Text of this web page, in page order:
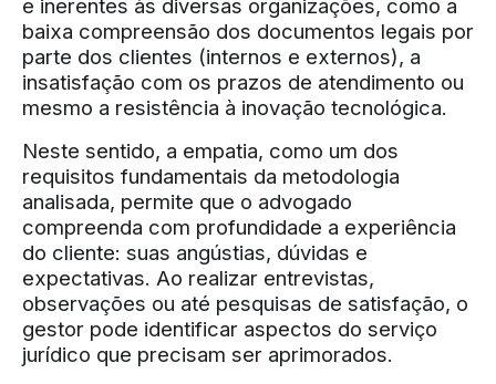
e inerentes às diversas organizações, como a
baixa compreensão dos documentos legais por
parte dos clientes (internos e externos), a
insatisfação com os prazos de atendimento ou
mesmo a resistência à inovação tecnológica.
Neste sentido, a empatia, como um dos
requisitos fundamentais da metodologia
analisada, permite que o advogado
compreenda com profundidade a experiência
do cliente: suas angústias, dúvidas e
expectativas. Ao realizar entrevistas,
observações ou até pesquisas de satisfação, o
gestor pode identificar aspectos do serviço
jurídico que precisam ser aprimorados.